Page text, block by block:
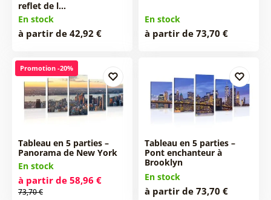
reflet de l…
En stock
à partir de 42,92 €
En stock
à partir de 73,70 €
Promotion -20%
Tableau en 5 parties –
Panorama de New York
En stock
à partir de 58,96 €
73,70 €
Tableau en 5 parties –
Pont enchanteur à
Brooklyn
En stock
à partir de 73,70 €